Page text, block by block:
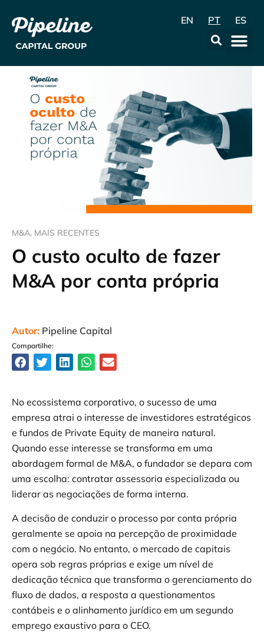
EN PT ES
M&A, MAIS RECENTES
O custo oculto de fazer
M&A por conta própria
Autor: Pipeline Capital
Compartilhe:
No ecossistema corporativo, o sucesso de uma
empresa atrai o interesse de investidores estratégicos
e fundos de Private Equity de maneira natural.
Quando esse interesse se transforma em uma
abordagem formal de M&A, o fundador se depara com
uma escolha: contratar assessoria especializada ou
liderar as negociações de forma interna.
A decisão de conduzir o processo por conta própria
geralmente se apoia na percepção de proximidade
com o negócio. No entanto, o mercado de capitais
opera sob regras próprias e exige um nível de
dedicação técnica que transforma o gerenciamento do
fluxo de dados, a resposta a questionamentos
contábeis e o alinhamento jurídico em um segundo
emprego exaustivo para o CEO.